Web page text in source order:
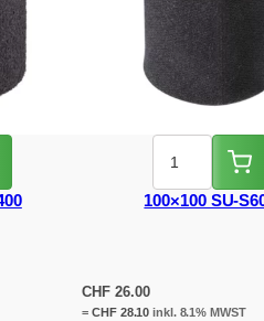
100×100 SU-
CHF 26.00
=CHF28.10 inkl. 8.1% MWST